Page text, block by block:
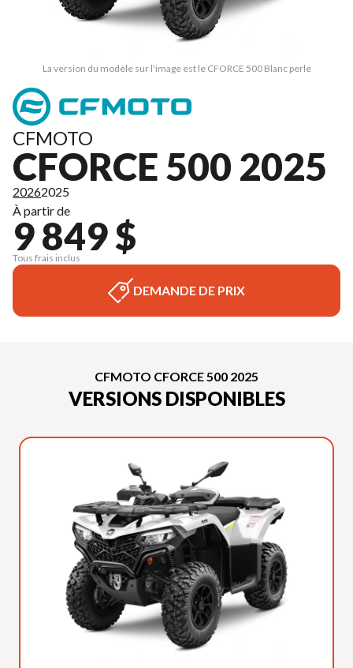
La version du modèle sur l'image est le CFORCE 500 Blanc perle
CFMOTO
CFORCE 500 2025
20262025
À partir de
9 849 $
Tous frais inclus
DEMANDE DE PRIX
CFMOTO CFORCE 500 2025
VERSIONS DISPONIBLES